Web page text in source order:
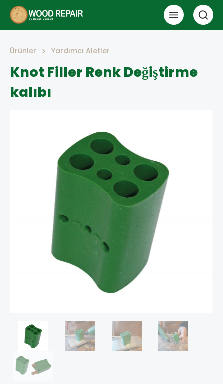
Ürünler Yardımcı Aletler
Knot Filler Renk Değiştirme
kalıbı